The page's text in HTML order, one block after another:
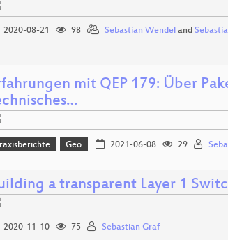
2020-08-21 98 Sebastian Wendel and
mit QEP 179: Über
Geo 2021-06-08 29
a transparent Layer 1
2020-11-10 75 Sebastian Graf